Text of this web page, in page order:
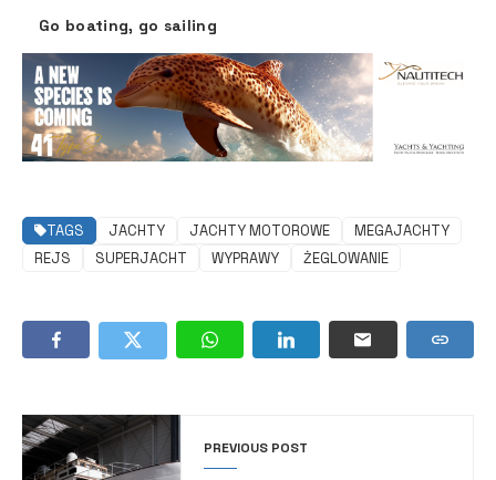
Go boating, go sailing
TAGS JACHTY JACHTY MOTOROWE
MEGAJACHTY
REJS
SUPERJACHT WYPRAWY ŻEGLOWANIE
PREVIOUS POST